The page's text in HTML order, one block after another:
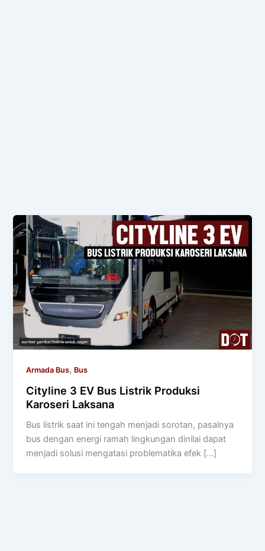
Armada Bus, Bus
Cityline 3 EV Bus Listrik Produksi
Karoseri Laksana
Bus listrik saat ini tengah menjadi sorotan, pasalnya
bus dengan energi ramah lingkungan dinilai dapat
menjadi solusi mengatasi problematika efek […]